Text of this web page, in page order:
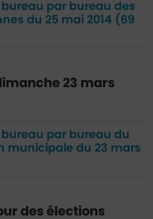
par bureau des
du 25 mai 2014 (69
23 mars
par bureau du
municipale du 23 mars
des élections